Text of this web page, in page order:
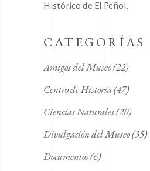
Histórico de El Peñol.
CATEGORÍAS
Amigos del Museo(22)
Centro de Historia(47)
Ciencias Naturales(20)
Divulgación del Museo(35)
Documentos(6)